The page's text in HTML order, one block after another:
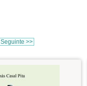
Seguinte >>